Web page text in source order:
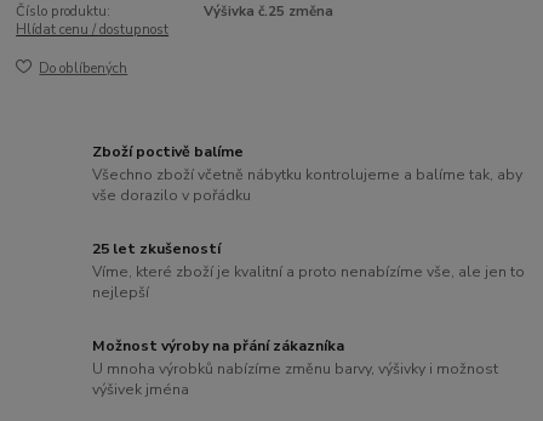
Číslo produktu:
Výšivka č.25 změna
Hlídat cenu / dostupnost
Do oblíbených
Zboží poctivě balíme
Všechno zboží včetně nábytku kontrolujeme a balíme tak, aby
vše dorazilo v pořádku
25 let zkušeností
Víme, které zboží je kvalitní a proto nenabízíme vše, ale jen to
nejlepší
Možnost výroby na přání zákazníka
U mnoha výrobků nabízíme změnu barvy, výšivky i možnost
výšivek jména